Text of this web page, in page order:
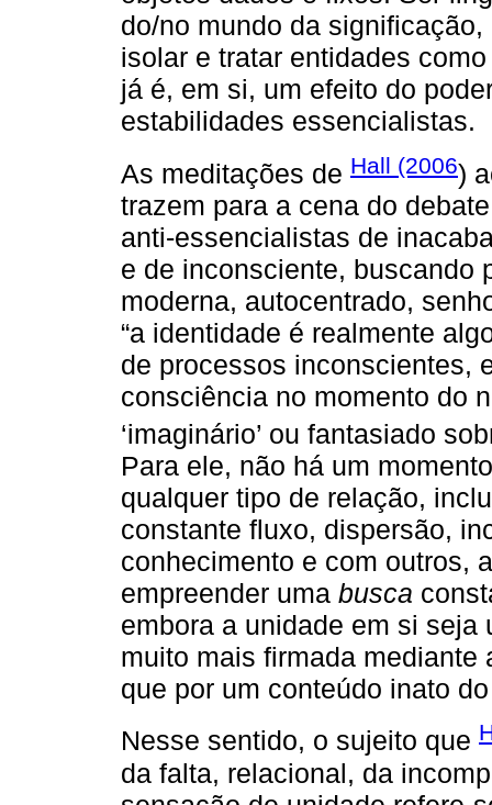
do/no mundo da
isolar e tratar entidades
já é, em si, um efeito do
estabilidades essencialistas.
As meditações de Hall (2006)
trazem para a cena do
anti-essencialistas de
e de inconsciente, buscando
moderna, autocentrado,
“a identidade é realmente
de processos inconscientes,
consciência no momento do
‘imaginário’ ou fantasiado
Para ele, não há um
qualquer tipo de relação,
constante fluxo, dispersão,
conhecimento e com outros,
empreender uma busca
embora a unidade em si
muito mais firmada
que por um conteúdo inato
Nesse sentido, o sujeito que
da falta, relacional, da